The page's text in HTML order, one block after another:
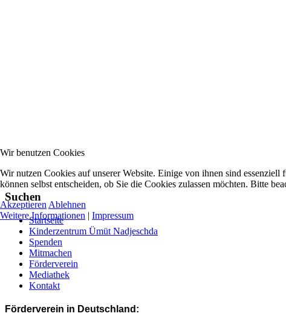
Suchen
Startseite
Kinderzentrum Ümüt Nadjeschda
Spenden
Mitmachen
Förderverein
Mediathek
Kontakt
Förderverein in Deutschland:
Wir benutzen Cookies
Wir nutzen Cookies auf unserer Website. Einige von ihnen sind
können selbst entscheiden, ob Sie die Cookies zulassen möchten. Bitte
Akzeptieren Ablehnen
Weitere Informationen | Impressum